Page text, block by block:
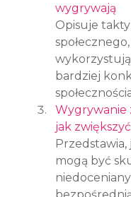
wygrywają
Opisuje
bardziej
Wygrywanie
jak
mogą być